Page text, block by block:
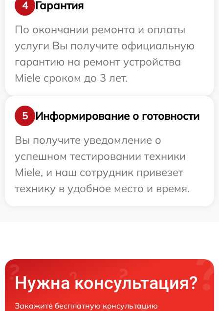
4
Гарантия
По окончании ремонта и оплаты
услуги Вы получите официальную
гарантию на ремонт устройства
Miele сроком до 3 лет.
5
Информирование о готовности
Вы получите уведомление о
успешном тестировании техники
Miele, и наш сотрудник привезет
технику в удобное место и время.
Нужна консультация?
Закажите бесплатную консультацию